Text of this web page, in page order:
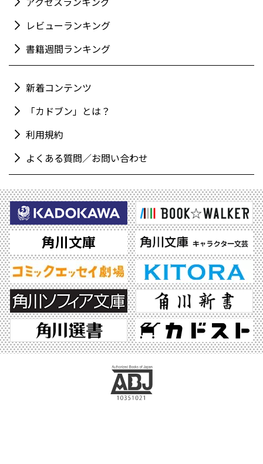
レビューランキング
書籍週間ランキング
新着コンテンツ
「カドブン」とは？
利用規約
よくある質問／お問い合わせ